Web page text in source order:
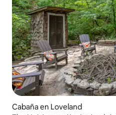
Cabaña en Loveland